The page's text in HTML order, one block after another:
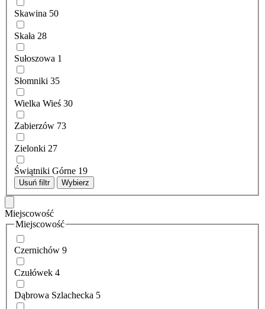
Skawina 50
Skała 28
Sułoszowa 1
Słomniki 35
Wielka Wieś 30
Zabierzów 73
Zielonki 27
Świątniki Górne 19
Usuń filtr Wybierz
Miejscowość
Miejscowość
Czernichów 9
Czułówek 4
Dąbrowa Szlachecka 5